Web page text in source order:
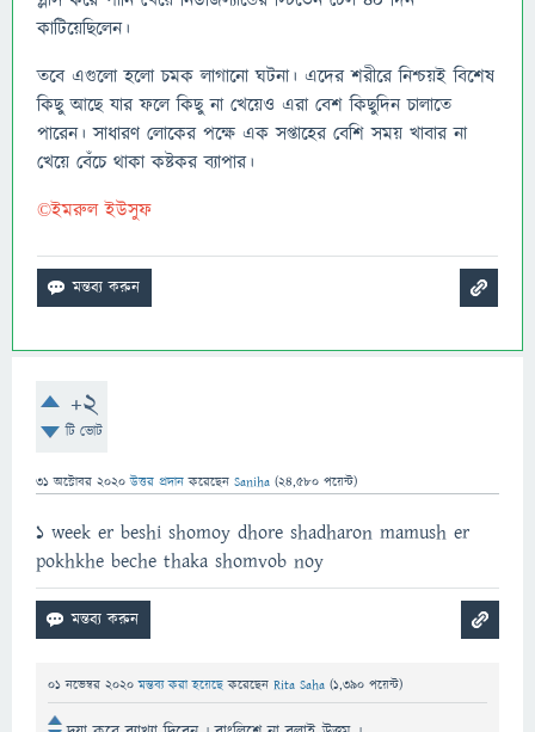
কাটিয়েছিলেন।
তবে এগুলো হলো চমক লাগানো ঘটনা। এদের শরীরে নিশ্চয়ই বিশেষ
কিছু আছে যার ফলে কিছু না খেয়েও এরা বেশ কিছুদিন চালাতে
পারেন। সাধারণ লোকের পক্ষে এক সপ্তাহের বেশি সময় খাবার না
খেয়ে বেঁচে থাকা কষ্টকর ব্যাপার।
©ইমরুল ইউসুফ
+2
টি ভোট
31 অক্টোবর 2020 উত্তর প্রদান করেছেন Saniha (24,580 পয়েন্ট)
1 week er beshi shomoy dhore shadharon mamush er
pokhkhe beche thaka shomvob noy
01 নভেম্বর 2020 মন্তব্য করা হয়েছেকরেছেন Rita Saha (1,390 পয়েন্ট)